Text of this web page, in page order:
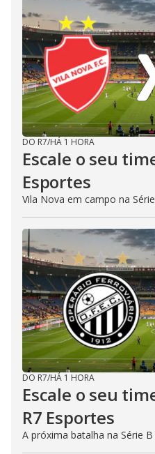
DO R7/HÁ 1 HORA
Escale o seu
Esportes
Vila Nova em campo na
DO R7/HÁ 1 HORA
Escale o seu
R7 Esportes
A próxima batalha na Série